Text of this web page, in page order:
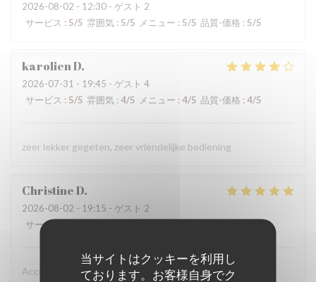
当サイトはクッキーを利用し
ております。お客様自身でク
2026-08-02 - 12:30 - ゲスト 2
サービス : 5/5 雰囲気 : 5/5 メニュー : 5/5 品質-価格 : 5/5
karolienD
2026-07-31 - 19:45 - ゲスト 4
サービス : 5/5 雰囲気 : 4/5 メニュー : 4/5 品質-価格 : 4/5
zeer lekker gegeten, zeer vriendelijke bediening
ChristineD
2026-08-02 - 19:15 - ゲスト 2
サービス
Accueil chaleureux , professionnel